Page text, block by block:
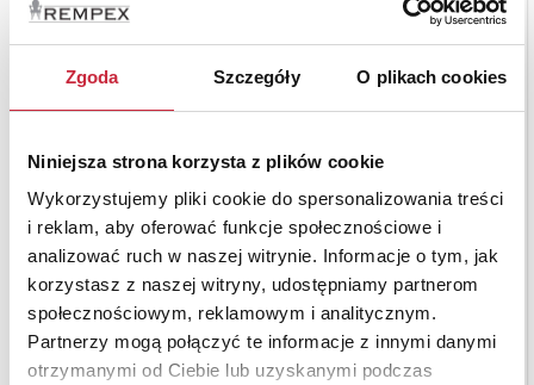
Zgoda Szczegóły O plikach cookies
Niniejsza strona korzysta z plików cookie
Wykorzystujemy pliki cookie do spersonalizowania treści
i reklam, aby oferować funkcje społecznościowe i
analizować ruch w naszej witrynie. Informacje o tym, jak
korzystasz z naszej witryny, udostępniamy partnerom
społecznościowym, reklamowym i analitycznym.
Partnerzy mogą połączyć te informacje z innymi danymi
otrzymanymi od Ciebie lub uzyskanymi podczas